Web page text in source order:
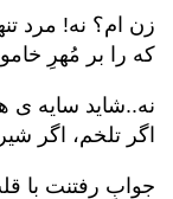
زن ام؟ نه! مرد
که را بر مُهرِ
نه..شاید سایه ی
اگر تلخم، اگر
جوابِ رفتنت با